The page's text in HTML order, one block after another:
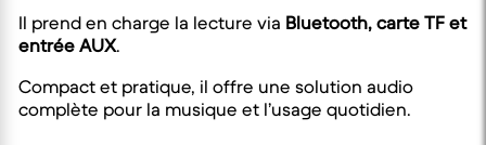
Il prend en charge la lecture via Bluetooth, carte TF et
entrée AUX.
Compact et pratique, il offre une solution audio
complète pour la musique et l’usage quotidien.